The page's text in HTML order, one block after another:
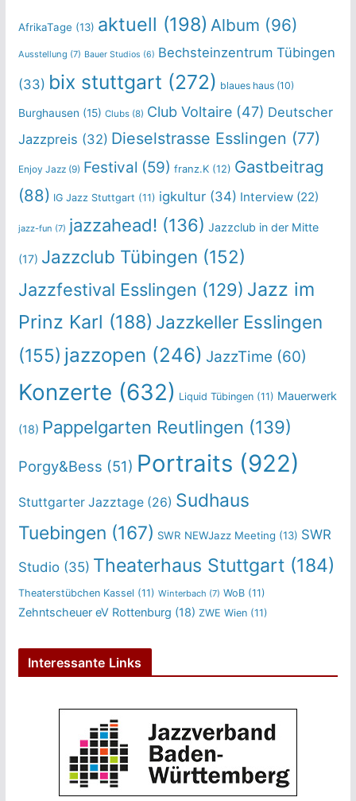
AfrikaTage (13) aktuell (198) Album (96)
Ausstellung (7) Bauer Studios (6) Bechsteinzentrum Tübingen
(33) bix stuttgart (272) blaues haus(10)
Burghausen (15) Clubs(8) Club Voltaire(47) Deutscher
Jazzpreis (32) Dieselstrasse Esslingen (77)
Enjoy Jazz(9) Festival (59) franz.K(12) Gastbeitrag
(88) IG Jazz Stuttgart (11) igkultur(34) Interview(22)
jazz-fun (7) jazzahead! (136) Jazzclub in der Mitte
(17) Jazzclub Tübingen (152)
Jazzfestival Esslingen (129) Jazz im
Prinz Karl (188) Jazzkeller Esslingen
(155) jazzopen (246) JazzTime (60)
Konzerte (632) Liquid Tübingen(11) Mauerwerk
(18) Pappelgarten Reutlingen (139)
Porgy&Bess (51) Portraits (922)
Stuttgarter Jazztage(26) Sudhaus
Tuebingen (167) SWR NEWJazz Meeting (13) SWR
Studio(35) Theaterhaus Stuttgart(184)
Theaterstübchen Kassel (11) Winterbach (7) WoB(11)
Zehntscheuer eV Rottenburg (18) ZWE Wien(11)
Interessante Links